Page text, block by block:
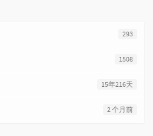
293
1508
15年216天
2 个月前